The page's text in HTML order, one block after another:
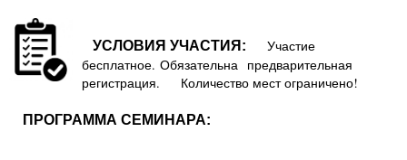
УСЛОВИЯ УЧАСТИЯ:
Участие
бесплатное. Обязательна предварительная
регистрация. Количество мест ограничено!
ПРОГРАММА СЕМИНАРА: